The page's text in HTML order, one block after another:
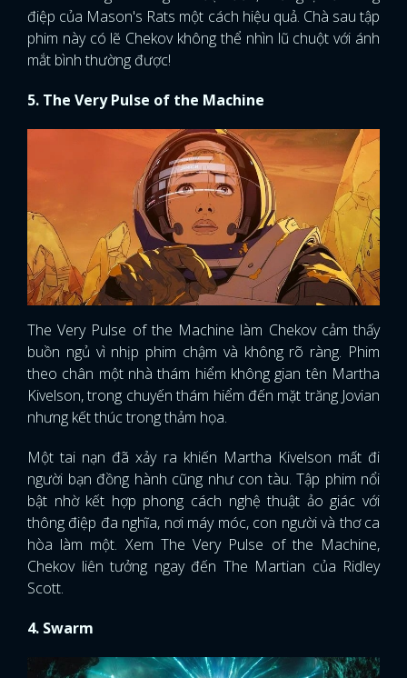
điệp của Mason's Rats một cách hiệu quả. Chà sau tập
phim này có lẽ Chekov không thể nhìn lũ chuột với ánh
mắt bình thường được!
5. The Very Pulse of the Machine
The Very Pulse of the Machine làm Chekov cảm thấy
buồn ngủ vì nhịp phim chậm và không rõ ràng. Phim
theo chân một nhà thám hiểm không gian tên Martha
Kivelson, trong chuyến thám hiểm đến mặt trăng Jovian
nhưng kết thúc trong thảm họa.
Một tai nạn đã xảy ra khiến Martha Kivelson mất đi
người bạn đồng hành cũng như con tàu. Tập phim nổi
bật nhờ kết hợp phong cách nghệ thuật ảo giác với
thông điệp đa nghĩa, nơi máy móc, con người và thơ ca
hòa làm một. Xem The Very Pulse of the Machine,
Chekov liên tưởng ngay đến The Martian của Ridley
Scott.
4. Swarm